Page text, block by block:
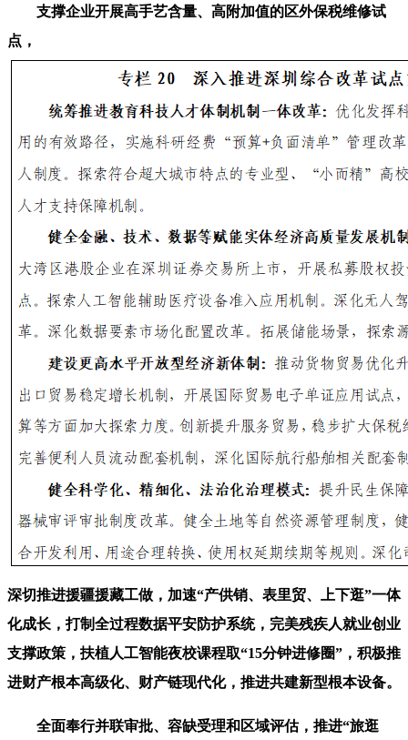
支撑企业开展高手艺含量、高附加值的区外保税维修试
点，
深切推进援疆援藏工做，加速“产供销、表里贸、上下逛”一体
化成长，打制全过程数据平安防护系统，完美残疾人就业创业
支撑政策，扶植人工智能夜校课程取“15分钟进修圈”，积极推
进财产根本高级化、财产链现代化，推进共建新型根本设备。
全面奉行并联审批、容缺受理和区域评估，推进“旅逛